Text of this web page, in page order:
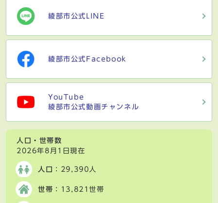
綾部市公式LINE
綾部市公式Facebook
YouTube
綾部市公式動画チャンネル
人口・世帯数
2026年8月1日現在
人口 ：29,390人
世帯 ：13,821世帯